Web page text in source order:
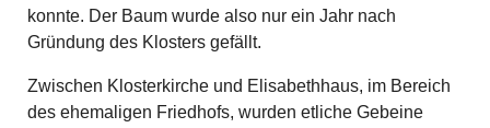
konnte. Der Baum wurde also nur ein Jahr nach
Gründung des Klosters gefällt.
Zwischen Klosterkirche und Elisabethhaus, im Bereich
des ehemaligen Friedhofs, wurden etliche Gebeine